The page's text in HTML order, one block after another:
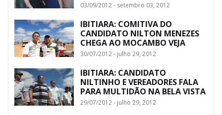
03/09/2012 - setembro 03, 2012
IBITIARA: COMITIVA DO
CANDIDATO NILTON MENEZES
CHEGA AO MOCAMBO VEJA
30/07/2012 - julho 29, 2012
IBITIARA: CANDIDATO
NILTINHO E VEREADORES FALA
PARA MULTIDÃO NA BELA VISTA
29/07/2012 - julho 29, 2012